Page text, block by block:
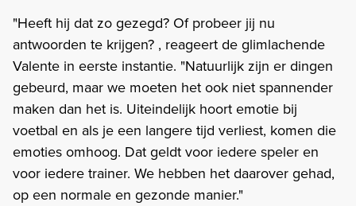
"Heeft hij dat zo gezegd? Of probeer jij nu
antwoorden te krijgen? , reageert de glimlachende
Valente in eerste instantie. "Natuurlijk zijn er dingen
gebeurd, maar we moeten het ook niet spannender
maken dan het is. Uiteindelijk hoort emotie bij
voetbal en als je een langere tijd verliest, komen die
emoties omhoog. Dat geldt voor iedere speler en
voor iedere trainer. We hebben het daarover gehad,
op een normale en gezonde manier."